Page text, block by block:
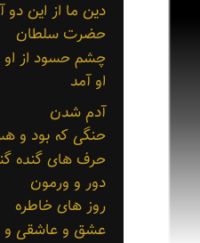
دین ما از این دو
حضرت سلطان
چشم حسود از او
او آمد
آدم شدن
حنگی که بود و
حرف های گنده
دور و ورمون
روز های خاطره
عشق و عاشقی و